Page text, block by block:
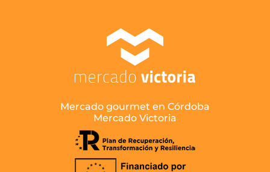
Mercado gourmet en Córdoba
Mercado Victoria